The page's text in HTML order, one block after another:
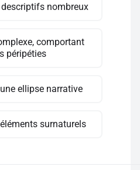
nombreux
comportant
péripéties
ellipse narrative
surnaturels